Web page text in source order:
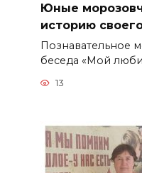
Юные
историю
Познавательное
беседа «Мой
13